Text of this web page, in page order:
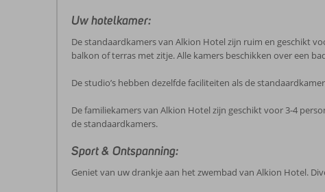
Uw hotelkamer:
De standaardkamers van Alkion Hotel zijn ruim en geschikt
balkon of terras met zitje. Alle kamers beschikken over een
De studio’s hebben dezelfde faciliteiten als de
De familiekamers van Alkion Hotel zijn geschikt voor 3-4
de standaardkamers.
Sport & Ontspanning:
Geniet van uw drankje aan het zwembad van Alkion Hotel.